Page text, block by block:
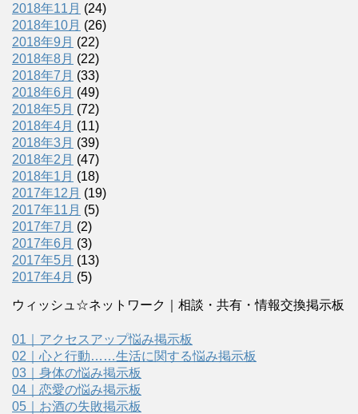
2018年11月 (24)
2018年10月 (26)
2018年9月 (22)
2018年8月 (22)
2018年7月 (33)
2018年6月 (49)
2018年5月 (72)
2018年4月 (11)
2018年3月 (39)
2018年2月 (47)
2018年1月 (18)
2017年12月 (19)
2017年11月 (5)
2017年7月 (2)
2017年6月 (3)
2017年5月 (13)
2017年4月 (5)
ウィッシュ☆ネットワーク｜相談・共有・情報交換掲示板
01｜アクセスアップ悩み掲示板
02｜心と行動……生活に関する悩み掲示板
03｜身体の悩み掲示板
04｜恋愛の悩み掲示板
05｜お酒の失敗掲示板